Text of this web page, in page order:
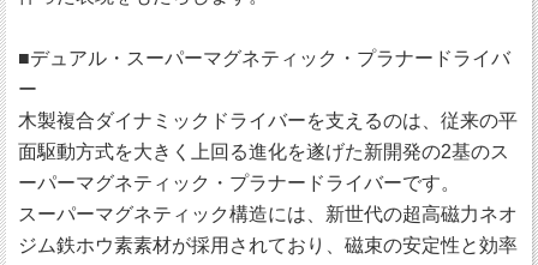
■デュアル・スーパーマグネティック・プラナードライバ
ー
木製複合ダイナミックドライバーを支えるのは、従来の平
面駆動方式を大きく上回る進化を遂げた新開発の2基のス
ーパーマグネティック・プラナードライバーです。
スーパーマグネティック構造には、新世代の超高磁力ネオ
ジム鉄ホウ素素材が採用されており、磁束の安定性と効率